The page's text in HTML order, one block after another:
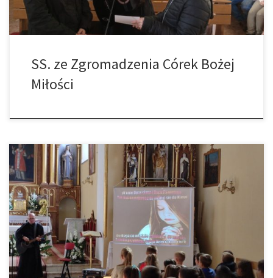
SS. ze Zgromadzenia Córek Bożej
Miłości
Misje, które rozpoczęły się 11 i trwały do 16 września prowadził
Ks. Maciej Kucharzyk – proboszcz w parafii Matki Boskiej
Saletyńskiej w Gdańsku. W trzecim tysiącleciu chrześcijaństwa z
Matką Bożą z La Salette odczytujemy znaki czasu – to hasło
tegorocznych misji. Był dzień wiary, dzień kościoła, sakramentu
pojednania i dzień […]